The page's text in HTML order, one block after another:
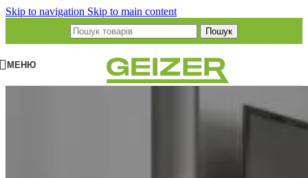
Skip to navigation Skip to main content
Пошук
МЕНЮ